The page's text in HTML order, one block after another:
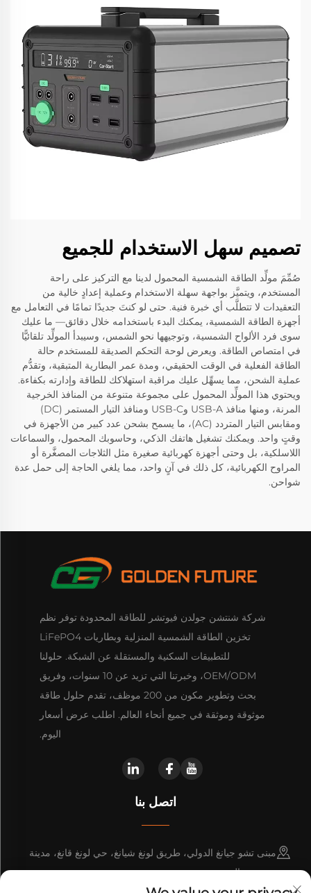
تصميم سهل الاستخدام للجميع
صُمِّمَ مولِّد الطاقة الشمسية المحمول لدينا مع التركيز على راحة
المستخدم، ويتميَّز بواجهة سهلة الاستخدام وعملية إعدادٍ خالية من
التعقيدات لا تتطلَّب أي خبرة فنية. حتى لو كنتَ جديدًا تمامًا في التعامل مع
أجهزة الطاقة الشمسية، يمكنك البدء باستخدامه خلال دقائق— ما عليك
سوى فرد الألواح الشمسية، وتوجيهها نحو الشمس، وسيبدأ المولِّد تلقائيًّا
في امتصاص الطاقة. ويعرض لوحة التحكم الصديقة للمستخدم حالة
الطاقة الفعلية في الوقت الحقيقي، ومدة عمر البطارية المتبقية، وتقدُّم
عملية الشحن، مما يسهِّل عليك مراقبة استهلاكك للطاقة وإدارته بكفاءة.
ويحتوي هذا المولِّد المحمول على مجموعة متنوعة من المنافذ الخرجية
المرنة، ومنها منافذ USB-A وUSB-C ومنافذ التيار المستمر (DC)
ومقابس التيار المتردد (AC)، ما يسمح بشحن عدد كبير من الأجهزة في
وقتٍ واحد. ويمكنك تشغيل هاتفك الذكي، وحاسوبك المحمول، والسماعات
اللاسلكية، بل وحتى أجهزة كهربائية صغيرة مثل الثلاجات المصغَّرة أو
المراوح الكهربائية، كل ذلك في آنٍ واحد، مما يلغي الحاجة إلى حمل عدة
شواحن.
شركة شنتشن جولدن فيوتشر للطاقة المحدودة توفر نظم
تخزين الطاقة الشمسية المنزلية وبطاريات LiFePO4
للتطبيقات السكنية والمستقلة عن الشبكة. حلولنا
OEM/ODM، وخبرتنا التي تزيد عن 10 سنوات، وفريق
بحث وتطوير مكون من 200 موظف، تقدم حلول طاقة
موثوقة وموثقة في جميع أنحاء العالم. اطلب عرض أسعار
اليوم.
اتصل بنا
مبنى تشو جيانغ الدولي، طريق لونغ شيانغ، حي لونغ قانغ، مدينة
شنتشن، الصين